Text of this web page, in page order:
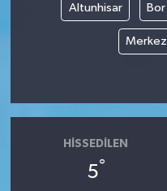
Altunhisar Bor
Merkez
HISSEDILEN
5°
Tüm Makaleler
Son Dakika